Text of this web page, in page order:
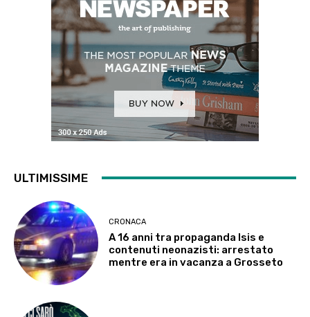
ULTIMISSIME
CRONACA
A 16 anni tra propaganda Isis e
contenuti neonazisti: arrestato
mentre era in vacanza a Grosseto